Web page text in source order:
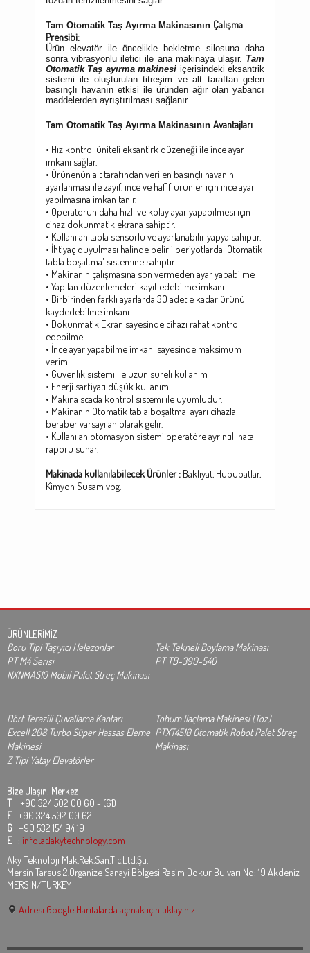
Tam Otomatik Taş Ayırma Makinasının Çalışma
Prensibi:
Ürün elevatör ile öncelikle bekletme silosuna daha
sonra vibrasyonlu iletici ile ana makinaya ulaşır. Tam
Otomatik Taş ayırma makinesi içerisindeki eksantrik
sistemi ile oluşturulan titreşim ve alt taraftan gelen
basınçlı havanın etkisi ile üründen ağır olan yabancı
maddelerden ayrıştırılması sağlanır.
Tam Otomatik Taş Ayırma Makinasının Avantajları
• Hız kontrol üniteli eksantirk düzeneği ile ince ayar
imkanı sağlar.
• Ürünenün alt tarafından verilen basınçlı havanın
ayarlanması ile zayıf, ince ve hafif ürünler için ince ayar
yapılmasına imkan tanır.
• Operatörün daha hızlı ve kolay ayar yapabilmesi için
cihaz dokunmatik ekrana sahiptir.
• Kullanılan tabla sensörlü ve ayarlanabilir yapya sahiptir.
• İhtiyaç duyulması halinde belirli periyotlarda 'Otomatik
tabla boşaltma' sistemine sahiptir.
• Makinanın çalışmasına son vermeden ayar yapabilme
• Yapılan düzenlemeleri kayıt edebilme imkanı
• Birbirinden farklı ayarlarda 30 adet'e kadar ürünü
kaydedebilme imkanı
• Dokunmatik Ekran sayesinde cihazı rahat kontrol
edebilme
• İnce ayar yapabilme imkanı sayesinde maksimum
verim
• Güvenlik sistemi ile uzun süreli kullanım
• Enerji sarfiyatı düşük kullanım
• Makina scada kontrol sistemi ile uyumludur.
• Makinanın Otomatik tabla boşaltma ayarı cihazla
beraber varsayılan olarak gelir.
• Kullanılan otomasyon sistemi operatöre ayrıntılı hata
raporu sunar.
Makinada kullanılabilecek Ürünler : Bakliyat, Hububatlar,
Kimyon Susam vbg.
ÜRÜNLERİMİZ
Boru Tipi Taşıyıcı Helezonlar
Tek Tekneli Boylama Makinası
PT M4 Serisi
PT TB-390-540
NXNMAS10 Mobil Palet Streç Makinası
Dört Terazili Çuvallama Kantarı
Tohum Ilaçlama Makinesi (Toz)
Excell 208 Turbo Süper Hassas Eleme
Makinesi
PTXT4510 Otomatik Robot Palet Streç
Makinası
Z Tipi Yatay Elevatörler
Bize Ulaşın! Merkez
T +90 324 502 00 60 - (61)
F +90 324 502 00 62
G +90 532 154 94 19
E : info[at]akytechnology.com
Aky Teknoloji Mak.Rek.San.Tic.Ltd.Şti.
Mersin Tarsus 2.Organize Sanayi Bölgesi Rasim Dokur Bulvarı No: 19 Akdeniz
MERSİN/TURKEY
Adresi Google Haritalarda açmak için tıklayınız